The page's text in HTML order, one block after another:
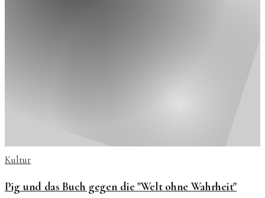
Kultur
Pig und das Buch gegen die "Welt ohne Wahrheit"